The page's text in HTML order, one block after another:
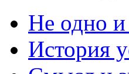
Не одно
История